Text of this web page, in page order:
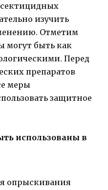
изучить
Отметим
могут быть как
Перед
препаратов
меры
защитное
использованы в
опрыскивания